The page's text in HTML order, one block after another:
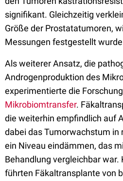
signifikant. Gleichzeitig
Größe der Prostatatumoren,
Messungen festgestellt
Als weiterer Ansatz, die
Androgenproduktion des
experimentierte die
Mikrobiomtransfer.
die weiterhin empfindlich auf
dabei das Tumorwachstum
ein Niveau eindämmen, das
Behandlung vergleichbar war.
führten Fäkaltransplante von